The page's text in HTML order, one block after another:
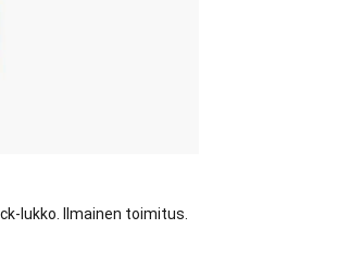
lukko. Ilmainen toimitus.